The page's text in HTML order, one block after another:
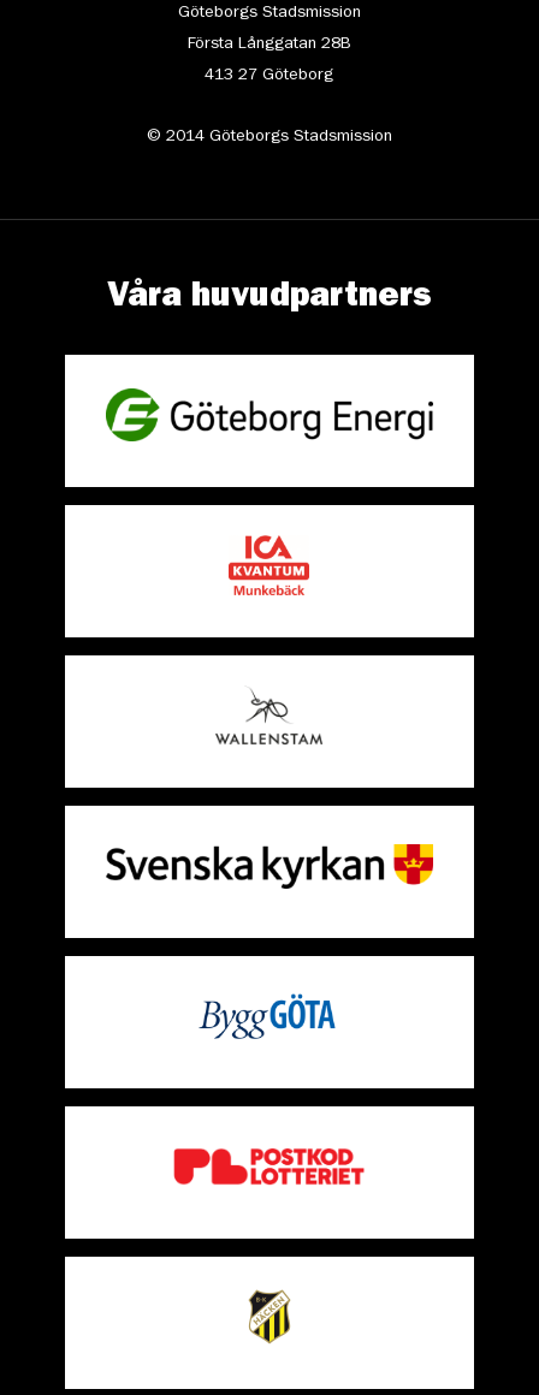
Göteborgs Stadsmission
Första Långgatan 28B
413 27 Göteborg
© 2014 Göteborgs Stadsmission
Våra huvudpartners